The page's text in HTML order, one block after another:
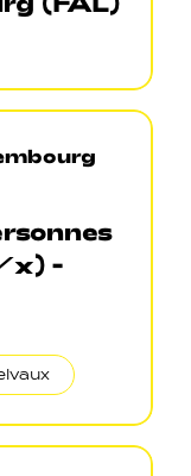
x) -